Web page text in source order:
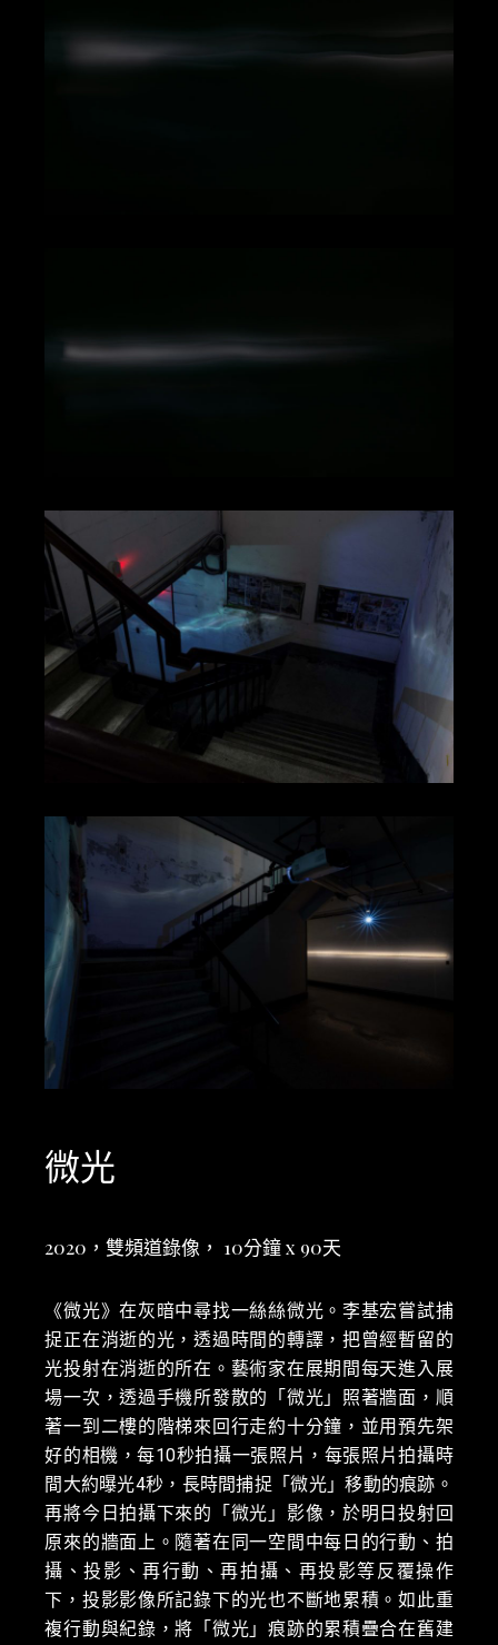
微光
2020，雙頻道錄像， 10分鐘 x 90天
《微光》在灰暗中尋找一絲絲微光。李基宏嘗試捕
捉正在消逝的光，透過時間的轉譯，把曾經暫留的
光投射在消逝的所在。藝術家在展期間每天進入展
場一次，透過手機所發散的「微光」照著牆面，順
著一到二樓的階梯來回行走約十分鐘，並用預先架
好的相機，每10秒拍攝一張照片，每張照片拍攝時
間大約曝光4秒，長時間捕捉「微光」移動的痕跡。
再將今日拍攝下來的「微光」影像，於明日投射回
原來的牆面上。隨著在同一空間中每日的行動、拍
攝、投影、再行動、再拍攝、再投影等反覆操作
下，投影影像所記錄下的光也不斷地累積。如此重
複行動與紀錄，將「微光」痕跡的累積疊合在舊建